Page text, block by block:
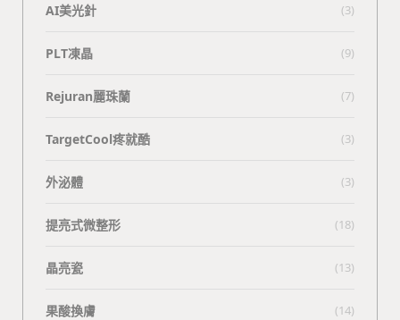
AI美光針 (3)
PLT凍晶 (9)
Rejuran麗珠蘭 (7)
TargetCool疼就酷 (3)
外泌體 (3)
提亮式微整形 (18)
晶亮瓷 (13)
果酸換膚 (14)